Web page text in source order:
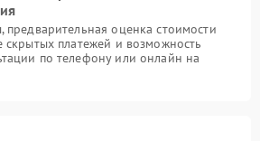
предварительная оценка стоимости
скрытых платежей и возможность
по телефону или онлайн на